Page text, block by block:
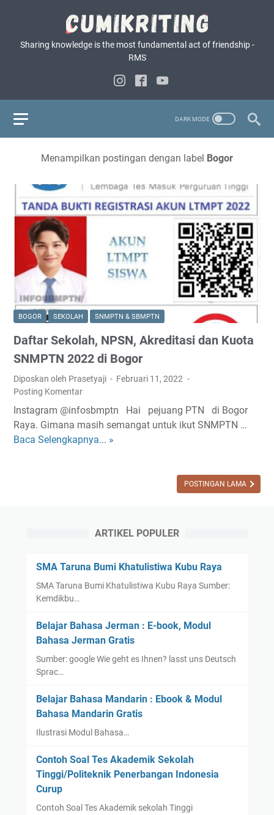
Sharing knowledge is the most fundamental act of friendship -
RMS
Menampilkan postingan dengan label Bogor
BOGOR SEKOLAH SNMPTN & SBMPTN
Daftar Sekolah, NPSN, Akreditasi dan Kuota
SNMPTN 2022 di Bogor
Diposkan oleh Prasetyaji
Februari 11, 2022
Posting Komentar
Instagram @infosbmptn Hai pejuang PTN di Bogor
Raya. Gimana masih semangat untuk ikut SNMPTN …
Baca Selengkapnya... »
S
o
l
,
N
P
,
A
k
e
d
t
POSTINGAN LAMA
ARTIKEL POPULER
SMA Taruna Bumi Khatulistiwa Kubu Raya
SMA Taruna Bumi Khatulistiwa Kubu Raya Sumber:
Kemdikbu…
Belajar Bahasa Jerman : E-book, Modul
Bahasa Jerman Gratis
Sumber: google Wie geht es Ihnen? lasst uns Deutsch
Sprac…
Belajar Bahasa Mandarin : Ebook & Modul
Bahasa Mandarin Gratis
Ilustrasi Modul Bahasa…
Contoh Soal Tes Akademik Sekolah
Tinggi/Politeknik Penerbangan Indonesia
Curup
Contoh Soal Tes Akademik sekolah Tinggi